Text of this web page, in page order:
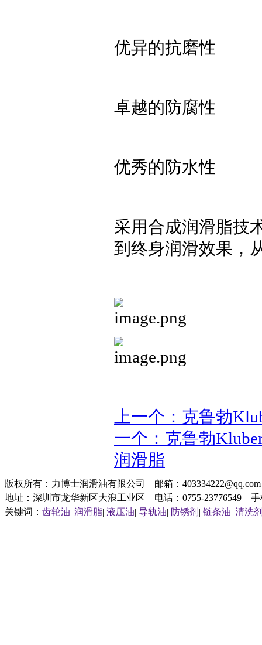
优异的抗磨性
卓越的防腐性
优秀的防水性
采用合成润滑脂技
到终身润滑效果，
上一个：克鲁勃
一个：克鲁勃
润滑脂
版权所有：力博士润滑油有限公司 邮箱：
地址：深圳市龙华新区大浪工业区 电话：0755-23776549 手
关键词： 齿轮油| 润滑脂| 液压油| 导轨油| 防锈剂 | 链条油| 清洗